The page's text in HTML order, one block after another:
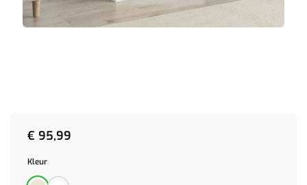
€ 95,99
Kleur